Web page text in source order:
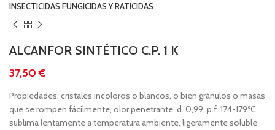
INSECTICIDAS FUNGICIDAS Y RATICIDAS
ALCANFOR SINTÉTICO C.P. 1 K
€
Propiedades: cristales incoloros o blancos, o bien gránulos o masas
que se rompen fácilmente, olor penetrante, d. 0,99, p.f. 174-179ºC,
sublima lentamente a temperatura ambiente, ligeramente soluble